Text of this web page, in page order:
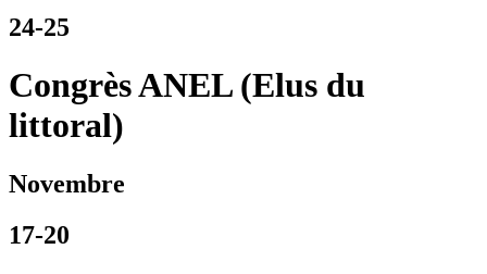
24-25
Congrès ANEL (Elus du
littoral)
Novembre
17-20